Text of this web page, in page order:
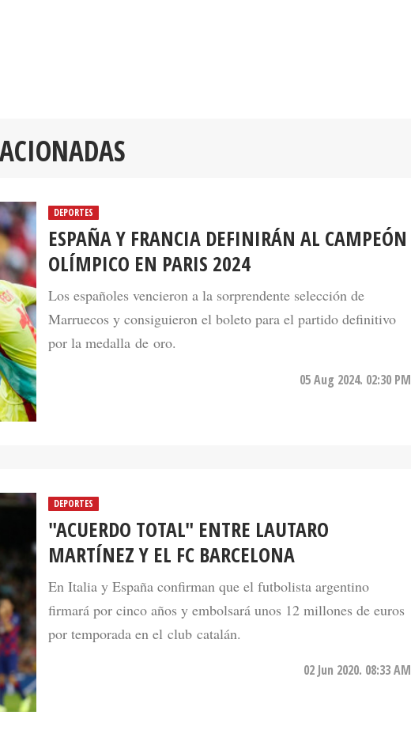
DEPORTES
ESPAÑA Y FRANCIA DEFINIRÁN AL CAMPEÓN
OLÍMPICO EN PARIS 2024
Los españoles vencieron a la sorprendente selección de
Marruecos y consiguieron el boleto para el partido definitivo
por la medalla de oro.
05 Aug 2024. 02:30 PM
DEPORTES
"ACUERDO TOTAL" ENTRE LAUTARO
MARTÍNEZ Y EL FC BARCELONA
En Italia y España confirman que el futbolista argentino
firmará por cinco años y embolsará unos 12 millones de euros
por temporada en el club catalán.
02 Jun 2020. 08:33 AM